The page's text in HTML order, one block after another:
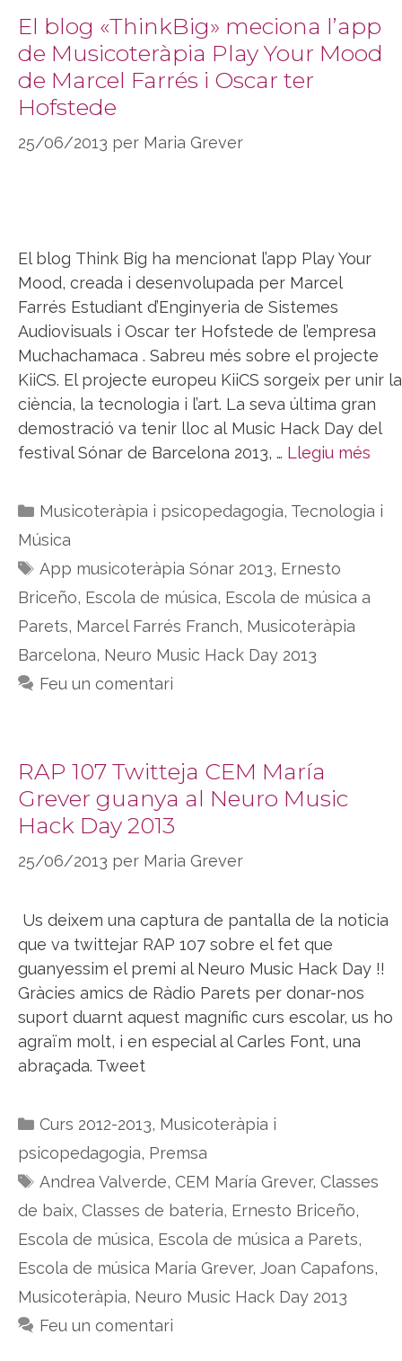
El blog «ThinkBig» meciona l’app
de Musicoteràpia Play Your Mood
de Marcel Farrés i Oscar ter
Hofstede
25/06/2013 per Maria Grever
El blog Think Big ha mencionat l’app Play Your
Mood, creada i desenvolupada per Marcel
Farrés Estudiant d’Enginyeria de Sistemes
Audiovisuals i Oscar ter Hofstede de l’empresa
Muchachamaca . Sabreu més sobre el projecte
KiiCS. El projecte europeu KiiCS sorgeix per unir la
ciència, la tecnologia i l’art. La seva última gran
demostració va tenir lloc al Music Hack Day del
festival Sónar de Barcelona 2013, … Llegiu més
Categories
Musicoteràpia i psicopedagogia, Tecnologia i
Música
Etiquetes
App musicoteràpia Sónar 2013, Ernesto
Briceño, Escola de música, Escola de música a
Parets, Marcel Farrés Franch, Musicoteràpia
Barcelona, Neuro Music Hack Day 2013
Feu un comentari
RAP 107 Twitteja CEM María
Grever guanya al Neuro Music
Hack Day 2013
25/06/2013 per Maria Grever
Us deixem una captura de pantalla de la noticia
que va twittejar RAP 107 sobre el fet que
guanyessim el premi al Neuro Music Hack Day !!
Gràcies amics de Ràdio Parets per donar-nos
suport duarnt aquest magnífic curs escolar, us ho
agraïm molt, i en especial al Carles Font, una
abraçada. Tweet
Categories
Curs 2012-2013, Musicoteràpia i
psicopedagogia, Premsa
Etiquetes
Andrea Valverde, CEM María Grever, Classes
de baix, Classes de bateria, Ernesto Briceño,
Escola de música, Escola de música a Parets,
Escola de música María Grever, Joan Capafons,
Musicoteràpia, Neuro Music Hack Day 2013
Feu un comentari